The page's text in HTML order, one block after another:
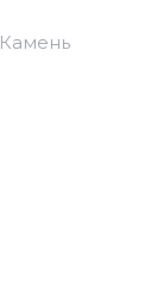
Камень